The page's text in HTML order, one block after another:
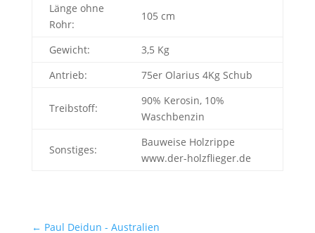
Länge ohne
Rohr:
105 cm
Gewicht:
3,5 Kg
Antrieb:
75er Olarius 4Kg Schub
Treibstoff:
90% Kerosin, 10%
Waschbenzin
Sonstiges:
Bauweise Holzrippe
www.der-holzflieger.de
← Paul Deidun - Australien